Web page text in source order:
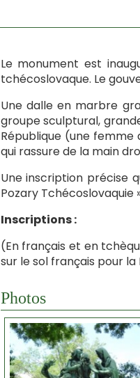
Le monument est
tchécoslovaque. Le
Une dalle en marbre
groupe sculptural,
République (une
qui rassure de la main
Une inscription précise
Pozary Tchécoslovaquie
Inscriptions :
(En français et en
sur le sol français pour
Photos